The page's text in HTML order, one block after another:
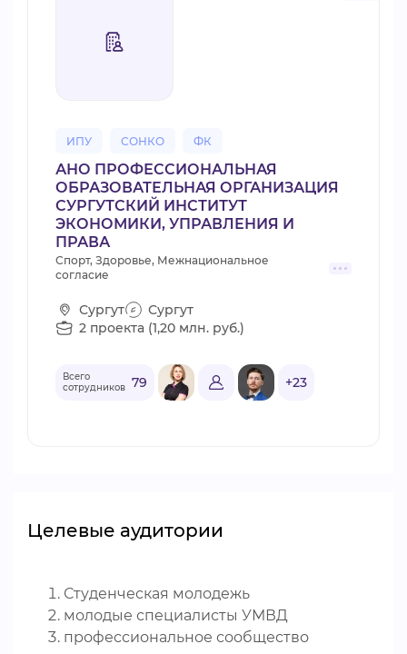
ИПУ СОНКО ФК
АНО ПРОФЕССИОНАЛЬНАЯ
ОБРАЗОВАТЕЛЬНАЯ ОРГАНИЗАЦИЯ
СУРГУТСКИЙ ИНСТИТУТ
ЭКОНОМИКИ, УПРАВЛЕНИЯ И
ПРАВА
Спорт, Здоровье, Межнациональное
согласие
Сургут
Сургут
2 проекта (1,20 млн. руб.)
Всего
сотрудников 79 +23
Целевые аудитории
Студенческая молодежь
молодые специалисты УМВД
профессиональное сообщество